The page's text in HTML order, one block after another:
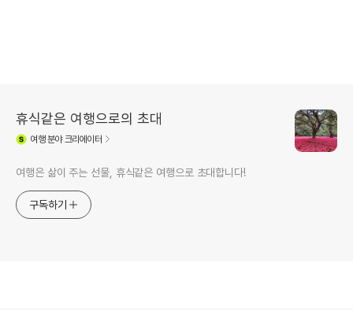
휴식같은 여행으로의 초대
여행분야 크리에이터
여행은 삶이 주는 선물, 휴식같은 여행으로 초대합니다!
구독하기